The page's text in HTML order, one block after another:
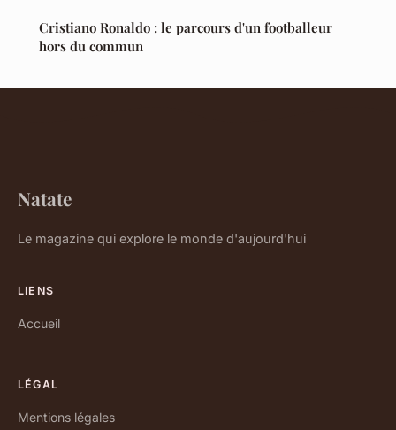
Cristiano Ronaldo : le parcours d'un footballeur
hors du commun
Natate
Le magazine qui explore le monde d'aujourd'hui
LIENS
Accueil
LÉGAL
Mentions légales